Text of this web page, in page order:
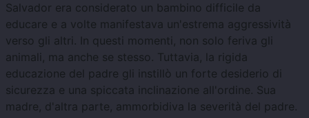
Salvador era considerato un bambino difficile da
educare e a volte manifestava un'estrema aggressività
verso gli altri. In questi momenti, non solo feriva gli
animali, ma anche se stesso. Tuttavia, la rigida
educazione del padre gli instillò un forte desiderio di
sicurezza e una spiccata inclinazione all'ordine. Sua
madre, d'altra parte, ammorbidiva la severità del padre.